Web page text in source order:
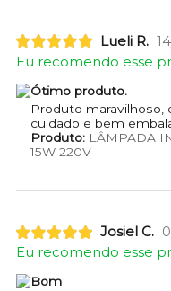
Lueli R.
Eu recomendo esse
Ótimo produto.
Produto maravilhoso,
cuidado e bem
Produto:LÂMPADA
15W 220V
Josiel C.
Eu recomendo esse
Bom